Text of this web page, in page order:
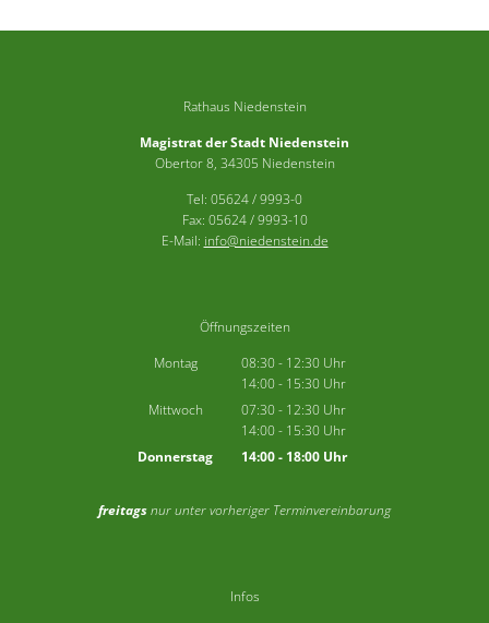
Rathaus Niedenstein
Magistrat der Stadt Niedenstein
Obertor 8, 34305 Niedenstein
Tel: 05624 / 9993-0
Fax: 05624 / 9993-10
E-Mail: info@niedenstein.de
Öffnungszeiten
Montag
08:30- 12:30 Uhr
Von 08:30 bis 12:30 Uhr
14:00- 15:30 Uhr
Von 14:00 bis 15:30 Uhr
Mittwoch 07:30- 12:30 Uhr
Von 07:30 bis 12:30 Uhr
14:00- 15:30 Uhr
Von 14:00 bis 15:30 Uhr
Donnerstag 14:00- 18:00Uhr
freitagsnur unter vorheriger Terminvereinbarung
Infos